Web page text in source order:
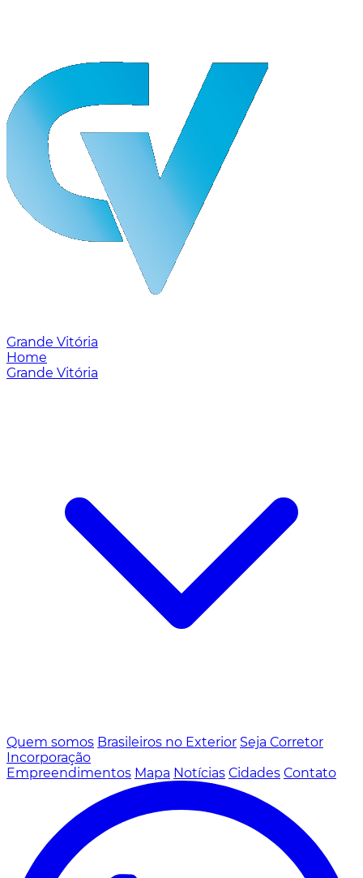
Grande Vitória
Home
Grande Vitória
Quem somos Brasileiros no Exterior Seja Corretor
Incorporação
Empreendimentos Mapa Notícias Cidades Contato